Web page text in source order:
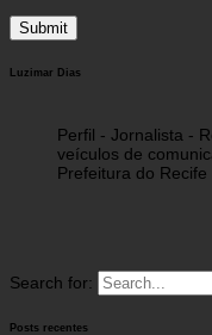
Luzimar Dias
Perfil - Jornalista -
veículos de
Prefeitura do
Search for:
Posts recentes